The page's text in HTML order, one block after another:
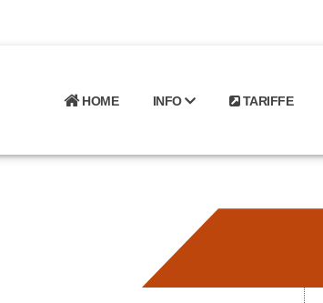
HOME INFO TARIFFE